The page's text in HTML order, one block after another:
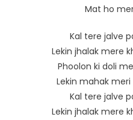
Mat ho
Kal tere jalve
Lekin jhalak mere
Phoolon ki doli
Lekin mahak
Kal tere jalve
Lekin jhalak mere